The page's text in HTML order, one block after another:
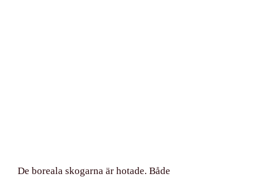
De boreala skogarna är hotade. Både